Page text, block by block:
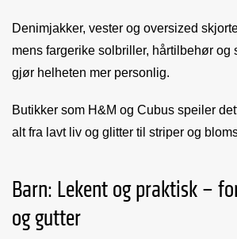
Denimjakker, vester og oversized
mens fargerike solbriller, hårtilbehør og
gjør helheten mer personlig.
Butikker som H&M og Cubus speiler
alt fra lavt liv og glitter til striper og
Barn: Lekent og praktisk –
og gutter